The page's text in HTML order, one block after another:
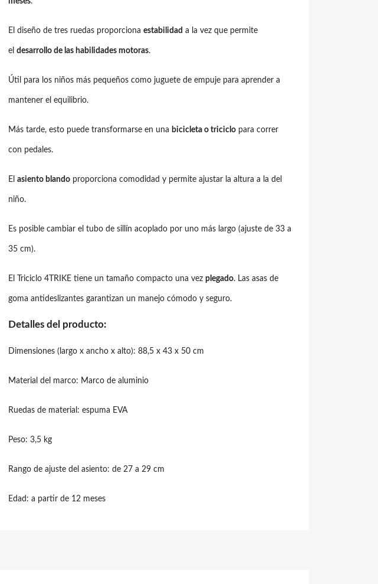
El diseño de tres ruedas proporciona estabilidad a la vez que permite
el desarrollo de las habilidades motoras.
Útil para los niños más pequeños como juguete de empuje para aprender a
mantener el equilibrio.
Más tarde, esto puede transformarse en una bicicleta o triciclo para correr
con pedales.
El asiento blando proporciona comodidad y permite ajustar la altura a la del
niño.
Es posible cambiar el tubo de sillín acoplado por uno más largo (ajuste de 33 a
35 cm).
El Triciclo 4TRIKE tiene un tamaño compacto una vez plegado. Las asas de
goma antideslizantes garantizan un manejo cómodo y seguro.
Detalles del producto:
Dimensiones (largo x ancho x alto): 88,5 x 43 x 50 cm
Material del marco: Marco de aluminio
Ruedas de material: espuma EVA
Peso: 3,5 kg
Rango de ajuste del asiento: de 27 a 29 cm
Edad: a partir de 12 meses